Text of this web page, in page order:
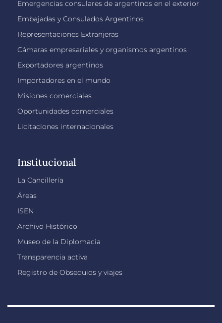
Emergencias consulares de argentinos en el exterior
Embajadas y Consulados Argentinos
Representaciones Extranjeras
Cámaras empresariales y organismos argentinos
Exportadores argentinos
Importadores en el mundo
Misiones comerciales
Oportunidades comerciales
Licitaciones internacionales
Institucional
La Cancillería
Áreas
ISEN
Archivo Histórico
Museo de la Diplomacia
Transparencia activa
Registro de Obsequios y viajes